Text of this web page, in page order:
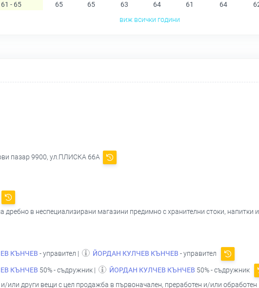
61 - 65 65 65 63 64 61 64
виж всички години
пазар 9900, ул.ПЛИСКА 66А
дребно в неспециализирани магазини предимно с хранителни стоки, напитки
КЪНЧЕВ - управител | ЙОРДАН КУЛЧЕВ КЪНЧЕВ - управител
КЪНЧЕВ 50% - съдружник | ЙОРДАН КУЛЧЕВ КЪНЧЕВ 50% - съдружник
и/или други вещи с цел продажба в първоначален, преработен и/или